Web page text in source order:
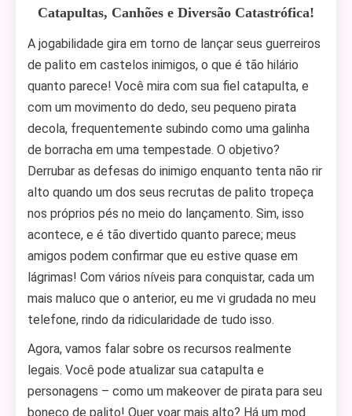
Catapultas, Canhões e Diversão Catastrófica!
A jogabilidade gira em torno de lançar seus guerreiros
de palito em castelos inimigos, o que é tão hilário
quanto parece! Você mira com sua fiel catapulta, e
com um movimento do dedo, seu pequeno pirata
decola, frequentemente subindo como uma galinha
de borracha em uma tempestade. O objetivo?
Derrubar as defesas do inimigo enquanto tenta não rir
alto quando um dos seus recrutas de palito tropeça
nos próprios pés no meio do lançamento. Sim, isso
acontece, e é tão divertido quanto parece; meus
amigos podem confirmar que eu estive quase em
lágrimas! Com vários níveis para conquistar, cada um
mais maluco que o anterior, eu me vi grudada no meu
telefone, rindo da ridicularidade de tudo isso.
Agora, vamos falar sobre os recursos realmente
legais. Você pode atualizar sua catapulta e
personagens – como um makeover de pirata para seu
boneco de palito! Quer voar mais alto? Há um mod